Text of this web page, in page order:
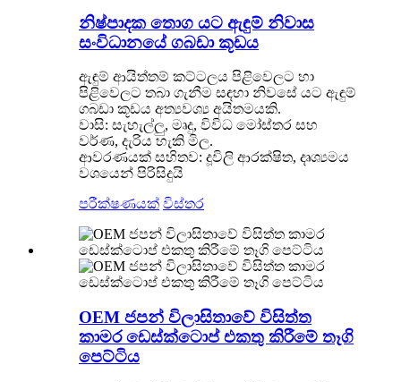
නිෂ්පාදක තොග යට ඇඳුම් නිවාස
සංවිධානයේ ගබඩා කූඩය
ඇඳුම් ආයිත්තම් කට්ටලය පිළිවෙලට හා
පිළිවෙලට තබා ගැනීම සඳහා නිවසේ යට ඇඳුම්
ගබඩා කූඩය අත්‍යවශ්‍ය අයිතමයකි.
වාසි: සැහැල්ලු, මෘදු, විවිධ මෝස්තර සහ
වර්ණ, දැරිය හැකි මිල.
ආවරණයක් සහිතව: දූවිලි ආරක්ෂිත, දෘශ්‍යමය
වශයෙන් පිරිසිදුයි
පරීක්ෂණයක් විස්තර
OEM ජපන් විලාසිතාවේ විසිත්ත
කාමර ඩෙස්ක්ටොප් එකතු කිරීමේ තෑගි
පෙට්ටිය